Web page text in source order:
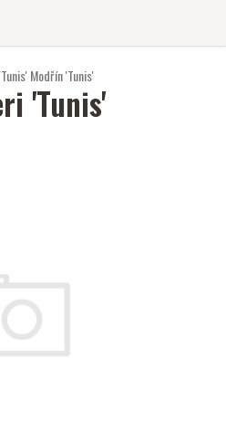
Modřín 'Tunis'
'Tunis'